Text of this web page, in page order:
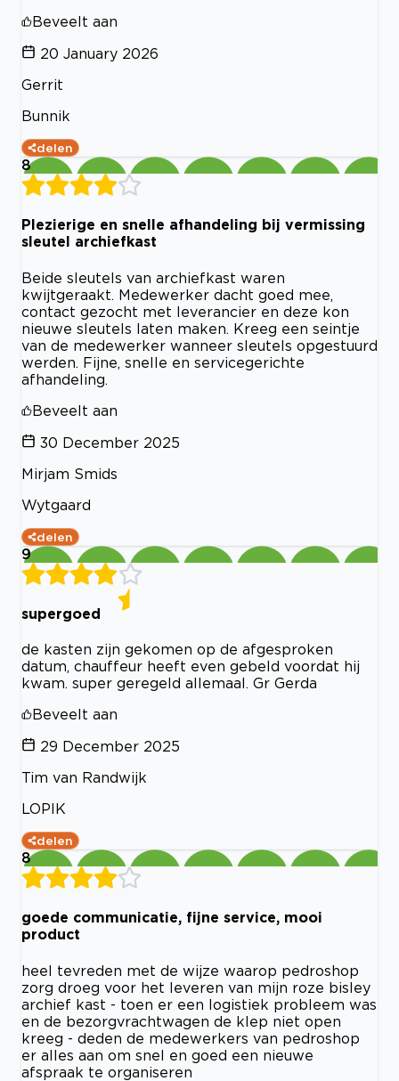
Beveelt aan
20 January 2026
Gerrit
Bunnik
delen
8
Plezierige en snelle afhandeling bij vermissing
sleutel archiefkast
Beide sleutels van archiefkast waren
kwijtgeraakt. Medewerker dacht goed mee,
contact gezocht met leverancier en deze kon
nieuwe sleutels laten maken. Kreeg een seintje
van de medewerker wanneer sleutels opgestuurd
werden. Fijne, snelle en servicegerichte
afhandeling.
Beveelt aan
30 December 2025
Mirjam Smids
Wytgaard
delen
9
supergoed
de kasten zijn gekomen op de afgesproken
datum, chauffeur heeft even gebeld voordat hij
kwam. super geregeld allemaal. Gr Gerda
Beveelt aan
29 December 2025
Tim van Randwijk
LOPIK
delen
8
goede communicatie, fijne service, mooi
product
heel tevreden met de wijze waarop pedroshop
zorg droeg voor het leveren van mijn roze bisley
archief kast - toen er een logistiek probleem was
en de bezorgvrachtwagen de klep niet open
kreeg - deden de medewerkers van pedroshop
er alles aan om snel en goed een nieuwe
afspraak te organiseren